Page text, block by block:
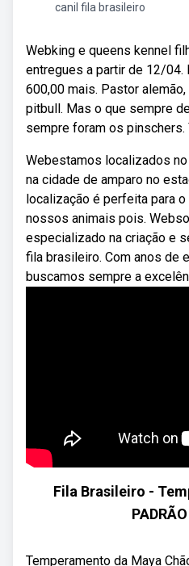
canil fila brasileiro
Webking e queens kennel
entregues a partir de 12/04.
600,00 mais. Pastor
pitbull. Mas o que sempre
sempre foram os
Webestamos localizados
na cidade de amparo no
localização é perfeita para
nossos animais pois.
especializado na criação e
fila brasileiro. Com anos de
buscamos sempre a
Fila Brasileiro -
Temperamento da Maya